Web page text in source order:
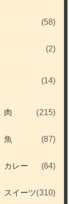
(58)
(2)
(14)
肉 (215)
魚 (87)
カレー (64)
スイーツ(310)